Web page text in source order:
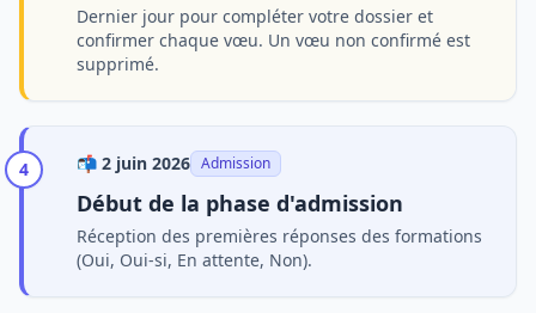
Dernier jour pour compléter votre dossier et
confirmer chaque vœu. Un vœu non confirmé est
supprimé.
4 📬 2 juin 2026 Admission
Début de la phase d'admission
Réception des premières réponses des formations
(Oui, Oui-si, En attente, Non).